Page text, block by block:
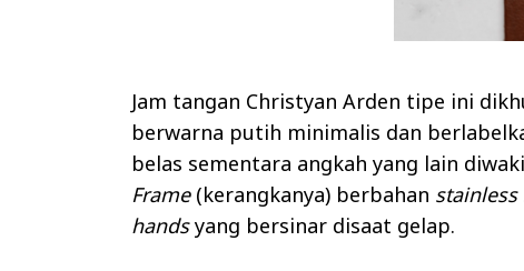
Jam tangan Christyan Arden tipe ini
berwarna putih minimalis dan
belas sementara angkah yang lain
Frame (kerangkanya) berbahan
handsyang bersinar disaat gelap.